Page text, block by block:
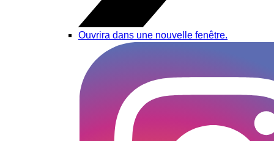
Ouvrira dans une nouvelle fenêtre.